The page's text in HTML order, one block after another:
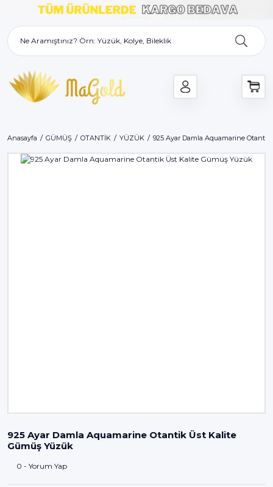
Anasayfa GÜMÜŞ OTANTİK YÜZÜK 925 Ayar Damla Aquamarine
925 Ayar Damla Aquamarine Otantik Üst Kalite
Gümüş Yüzük
0 - Yorum Yap